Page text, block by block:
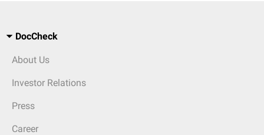
DocCheck
About Us
Investor Relations
Press
Career